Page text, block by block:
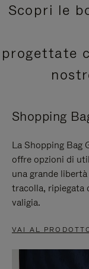
Scopri le
progettate
Shopping
La Shopping Bag
offre opzioni di
una grande
tracolla, ripiegata
valigia.
VAI AL